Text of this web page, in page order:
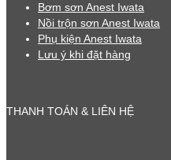
Bơm sơn Anest Iwata
Nồi trộn sơn Anest Iwata
Phụ kiện Anest Iwata
Lưu ý khi đặt hàng
THANH TOÁN & LIÊN HỆ